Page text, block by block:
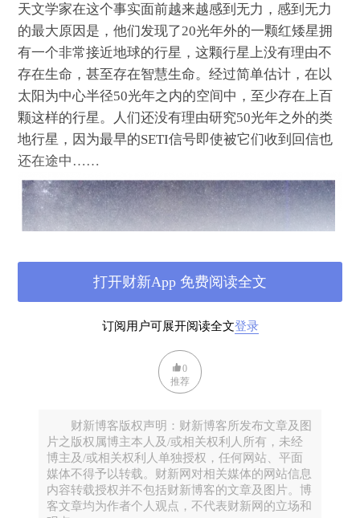
天文学家在这个事实面前越来越感到无力，感到无力
的最大原因是，他们发现了20光年外的一颗红矮星拥
有一个非常接近地球的行星，这颗行星上没有理由不
存在生命，甚至存在智慧生命。经过简单估计，在以
太阳为中心半径50光年之内的空间中，至少存在上百
颗这样的行星。人们还没有理由研究50光年之外的类
地行星，因为最早的SETI信号即使被它们收到回信也
还在途中……
难道在上百颗宜居行星中，由于种种原因，只有地球
上诞生了智慧生命？或者，所有这些行星上都诞生过
智慧生命，但他们之中没有一个在人类发明无线电一
百多年间恰好也拥有了这种通讯能力？
劳伦兹李也许是最后一代SETI研究者，因为到了他这
一代，天文学家真的肯定了无数类地行星的存在，这
订阅用户可展开阅读全文登录
打开财新App 免费阅读全文
0
推荐
财新博客版权声明：财新博客所发布文章及图
片之版权属博主本人及/或相关权利人所有，未经
博主及/或相关权利人单独授权，任何网站、平面
媒体不得予以转载。财新网对相关媒体的网站信息
内容转载授权并不包括财新博客的文章及图片。博
客文章均为作者个人观点，不代表财新网的立场和